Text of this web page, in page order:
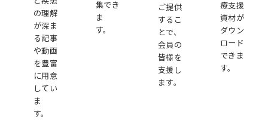
の理解
が深ま
る記事
や動画
を豊富
に用意
してい
ま
す。
集でき
ま
す。
ご提供
するこ
とで、
会員の
皆様を
支援し
ます。
療支援
資材が
ダウン
ロード
できま
す。